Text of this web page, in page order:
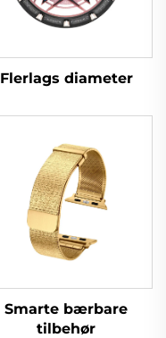
Flerlags diameter
Smarte bærbare
tilbehør